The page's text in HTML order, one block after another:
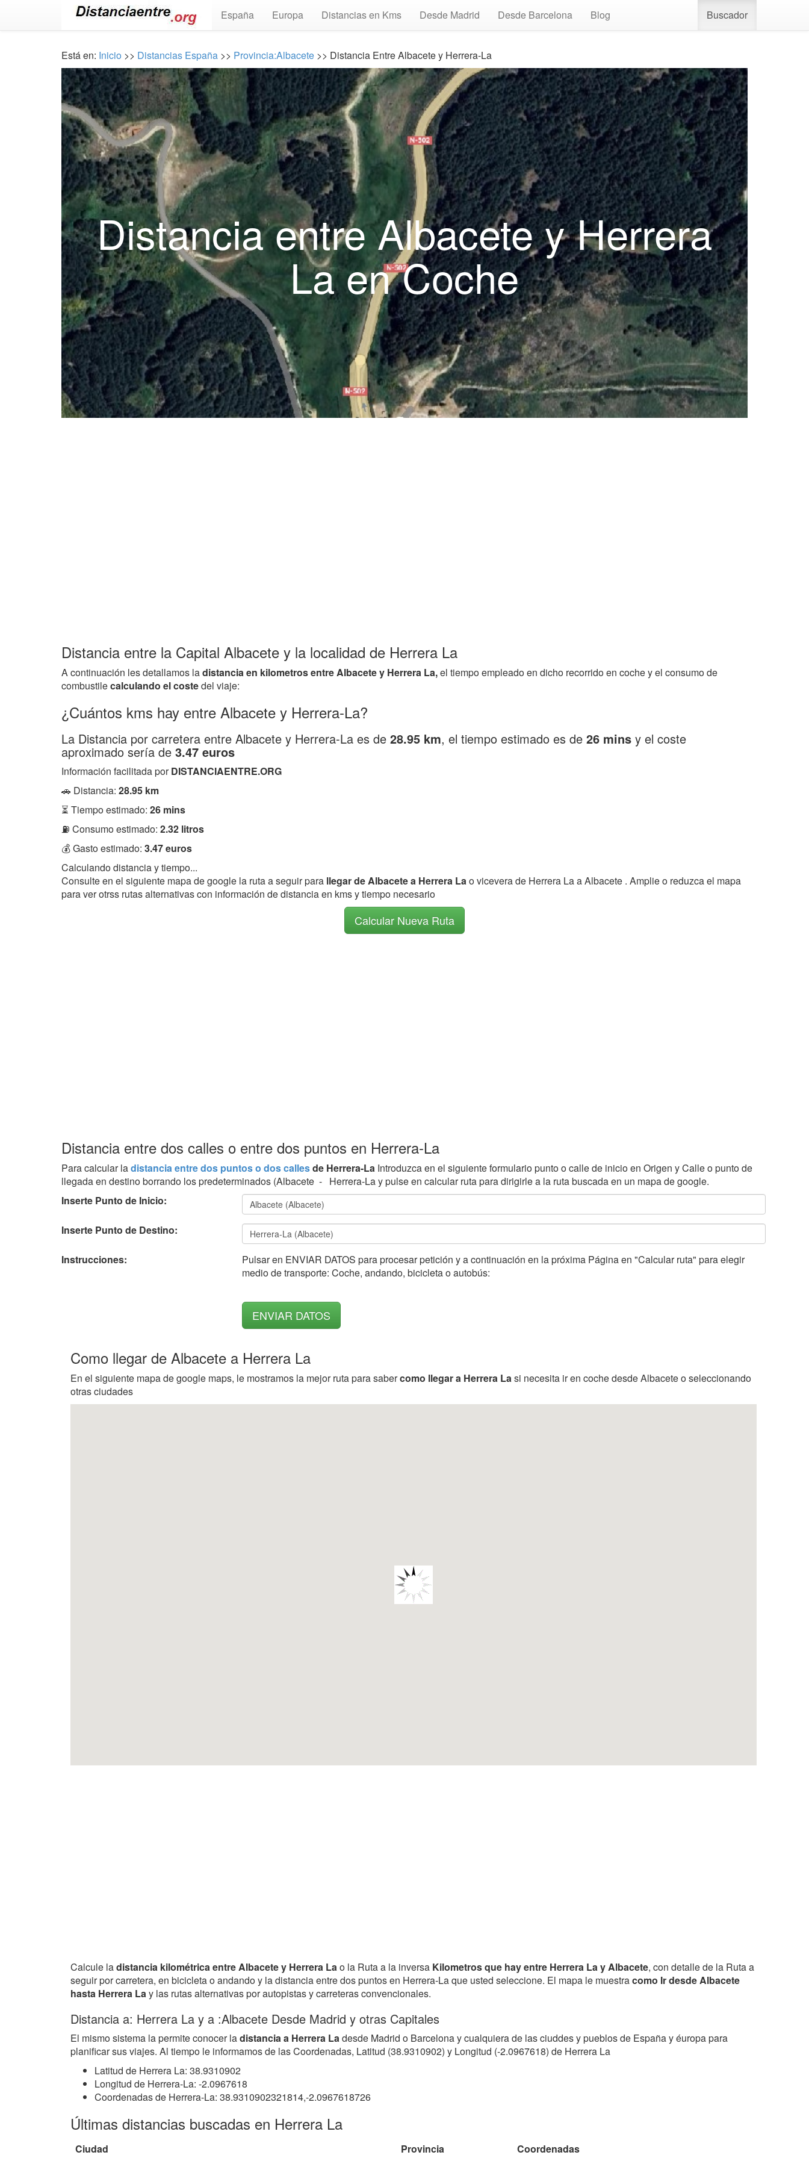
España Europa Distancias en Kms Desde Madrid Desde Barcelona Blog Buscador
Está en: Inicio >> Distancias España >> Provincia:Albacete >> Distancia Entre Albacete y Herrera-La
Distancia entre Albacete y Herrera
La en Coche
Distancia entre la Capital Albacete y la localidad de Herrera La
A continuación les detallamos ladistancia en kilometros entre Albacete y Herrera La,el tiempo empleado en dicho recorrido en coche y el consumo de
combustilecalculando el costedel viaje:
¿Cuántos kms hay entre Albacete y Herrera-La?
La Distancia por carretera entre Albacete y Herrera-La es de 28.95 km, el tiempo estimado es de 26 mins y el coste
aproximado sería de 3.47 euros
Información facilitada porDISTANCIAENTRE.ORG
🚗 Distancia: 28.95 km
⏳ Tiempo estimado: 26 mins
⛽ Consumo estimado: 2.32 litros
💰 Gasto estimado: 3.47 euros
Calculando distancia y tiempo...
Consulte en el siguiente mapa de google la ruta a seguir para llegar de Albacete a Herrera La o vicevera de Herrera La a Albacete . Amplie o reduzca el mapa
para ver otrss rutas alternativas con información de distancia en kms y tiempo necesario
Calcular Nueva Ruta
Distancia entre dos calles o entre dos puntos en Herrera-La
Para calcular ladistancia entre dos puntos o dos callesde Herrera-La Introduzca en el siguiente formulario punto o calle de inicio en Origen y Calle o punto de
llegada en destino borrando los predeterminados (Albacete - Herrera-La y pulse en calcular ruta para dirigirle a la ruta buscada en un mapa de google.
Inserte Punto de Inicio:
Inserte Punto de Destino:
Instrucciones:
Pulsar en ENVIAR DATOS para procesar petición y a continuación en la próxima Página en "Calcular ruta" para elegir
medio de transporte: Coche, andando, bicicleta o autobús:
Como llegar de Albacete a Herrera La
En el siguiente mapa de google maps, le mostramos la mejor ruta para sabercomo llegar a Herrera La si necesita ir en coche desde Albacete o seleccionando
otras ciudades
Calcule ladistancia kilométrica entre Albacete y Herrera La o la Ruta a la inversa Kilometros que hay entre Herrera La y Albacete, con detalle de la Ruta a
seguir por carretera, en bicicleta o andando y la distancia entre dos puntos en Herrera-La que usted seleccione. El mapa le muestracomo Ir desde Albacete
hasta Herrera La y las rutas alternativas por autopistas y carreteras convencionales.
Distancia a: Herrera La y a :Albacete Desde Madrid y otras Capitales
El mismo sistema la permite conocer ladistancia a Herrera La desde Madrid o Barcelona y cualquiera de las ciuddes y pueblos de España y éuropa para
planificar sus viajes. Al tiempo le informamos de las Coordenadas, Latitud (38.9310902) y Longitud (-2.0967618) de Herrera La
Latitud de Herrera La: 38.9310902
Longitud de Herrera-La: -2.0967618
Coordenadas de Herrera-La: 38.9310902321814,-2.0967618726
Últimas distancias buscadas en Herrera La
Ciudad Provincia Coordenadas